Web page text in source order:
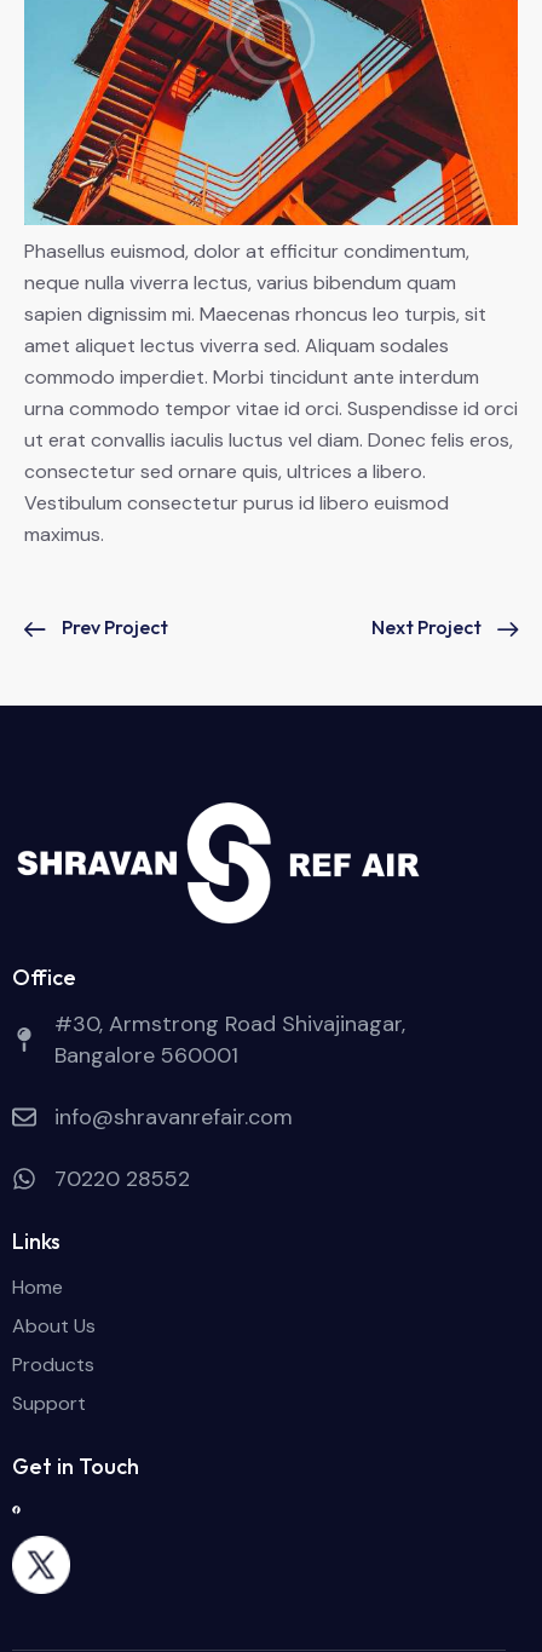
Phasellus euismod, dolor at efficitur condimentum,
neque nulla viverra lectus, varius bibendum quam
sapien dignissim mi. Maecenas rhoncus leo turpis, sit
amet aliquet lectus viverra sed. Aliquam sodales
commodo imperdiet. Morbi tincidunt ante interdum
urna commodo tempor vitae id orci. Suspendisse id orci
ut erat convallis iaculis luctus vel diam. Donec felis eros,
consectetur sed ornare quis, ultrices a libero.
Vestibulum consectetur purus id libero euismod
maximus.
Prev Project Next Project
Office
#30, Armstrong Road Shivajinagar,
Bangalore 560001
info@shravanrefair.com
70220 28552
Links
Home
About Us
Products
Support
Get in Touch